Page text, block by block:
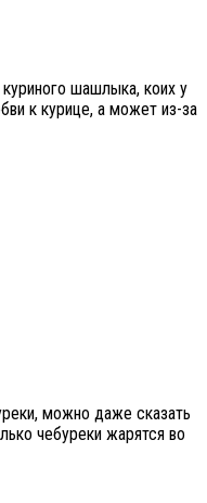
шашлыка, коих у
к курице, а может из-за
можно даже сказать
чебуреки жарятся во